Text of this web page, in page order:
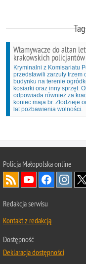
Włamywacze do altan
krakowskich policjantów
Kryminalni z Komisariatu
przedstawili zarzuty trzem
budynku na terenie
kosiarki oraz inny sprzęt.
odpowiada również za
koniec maja br. Złodzieje
lat pozbawienia wolności.
Policja Małopolska online
Redakcja serwisu
Kontakt z redakcją
Dostępność
Deklaracja dostępności